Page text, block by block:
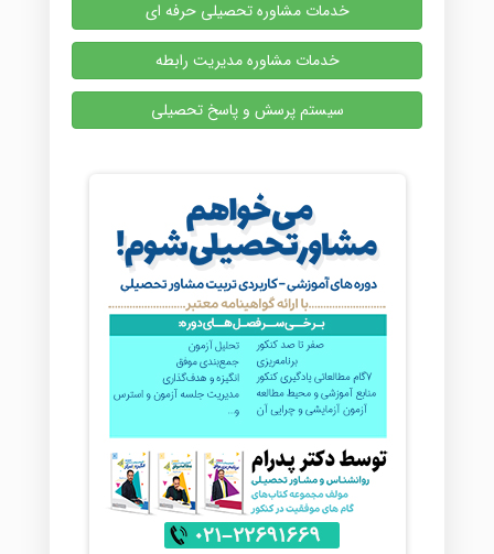
خدمات مشاوره تحصیلی حرفه ای
خدمات مشاوره مدیریت رابطه
سیستم پرسش و پاسخ تحصیلی